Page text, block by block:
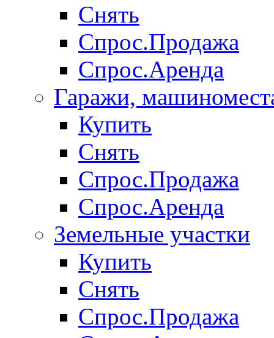
Снять
Спрос.Продажа
Спрос.Аренда
Гаражи,
Купить
Снять
Спрос.Продажа
Спрос.Аренда
Земельные участки
Купить
Снять
Спрос.Продажа